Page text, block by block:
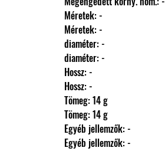
                Méretek: -
                Méretek: -
                diaméter: -
                diaméter: -
                Hossz: -
                Hossz: -
                Tömeg: 14 g
                Tömeg: 14 g
                Egyéb jellemzők: -
                Egyéb jellemzők: -